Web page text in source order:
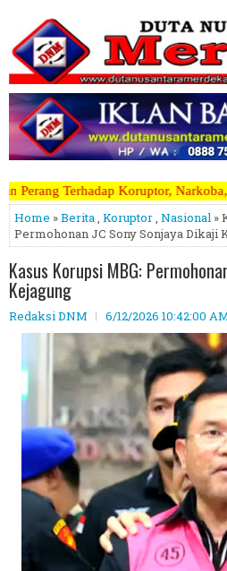
Teroris Musuh Rakyat
Home »Berita, Koruptor, Nasional »
Permohonan JC Sony Sonjaya Dikaji
Kasus Korupsi MBG:
Kejagung
Redaksi DNM 6/12/2026 10:42:00